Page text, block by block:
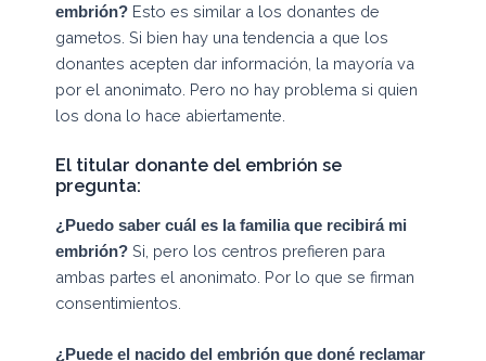
embrión?Esto es similar a los donantes de
gametos. Si bien hay una tendencia a que los
donantes acepten dar información, la mayoría va
por el anonimato. Pero no hay problema si quien
los dona lo hace abiertamente.
El titular donante del embrión se
pregunta:
¿Puedo saber cuál es la familia que recibirá mi
embrión? Si, pero los centros prefieren para
ambas partes el anonimato. Por lo que se firman
consentimientos.
¿Puede el nacido del embrión que doné reclamar